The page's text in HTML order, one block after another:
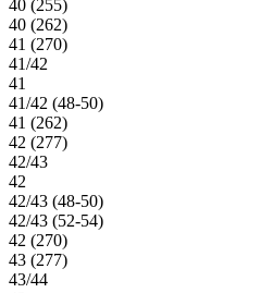
40 (255)
40 (262)
41 (270)
41/42
41
41/42 (48-50)
41 (262)
42 (277)
42/43
42
42/43 (48-50)
42/43 (52-54)
42 (270)
43 (277)
43/44